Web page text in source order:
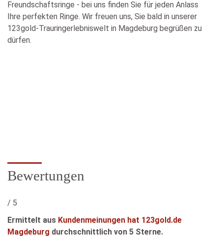
Freundschaftsringe - bei uns finden Sie für jeden Anlass
Ihre perfekten Ringe. Wir freuen uns, Sie bald in unserer
123gold-Trauringerlebniswelt in Magdeburg begrüßen zu
dürfen.
Bewertungen
/ 5
Ermittelt aus Kundenmeinungen hat 123gold.de
Magdeburg durchschnittlich von 5 Sterne.